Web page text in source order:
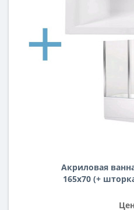
Акриловая
165x70 (+